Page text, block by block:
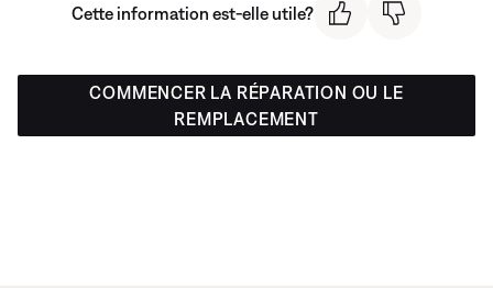
Cette information est-elle utile?
COMMENCER LA RÉPARATION OU LE
REMPLACEMENT